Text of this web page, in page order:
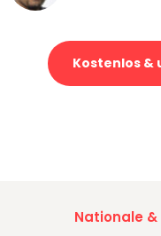
Kostenlos
Nationale